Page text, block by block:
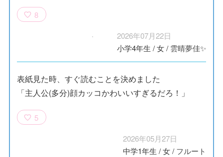
8
2026年07月22日
小学4年生 /女/ 雲晴夢佳✨️
表紙見た時、すぐ読むことを決めました
「主人公(多分)顔カッコかわいいすぎるだろ！」
5
2026年05月27日
中学1年生 /女/ フルート